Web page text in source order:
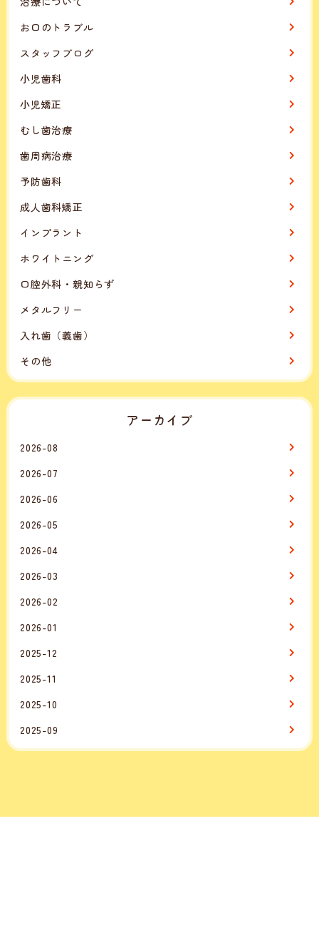
お口のトラブル
スタッフブログ
小児歯科
小児矯正
むし歯治療
歯周病治療
予防歯科
成人歯科矯正
インプラント
ホワイトニング
口腔外科・親知らず
メタルフリー
入れ歯（義歯）
その他
アーカイブ
2026-08
2026-07
2026-06
2026-05
2026-04
2026-03
2026-02
2026-01
2025-12
2025-11
2025-10
2025-09